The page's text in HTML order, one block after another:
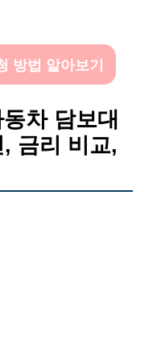
방법 알아보기
차 담보대
금리 비교,